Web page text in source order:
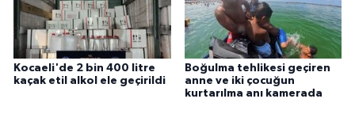
Kocaeli'de 2 bin 400 litre
kaçak etil alkol ele geçirildi
Boğulma tehlikesi geçiren
anne ve iki çocuğun
kurtarılma anı kamerada